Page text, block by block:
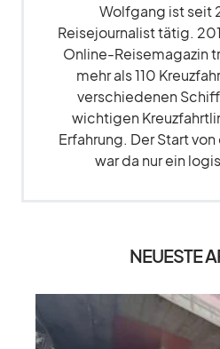
Wolfgang ist seit
Reisejournalist tätig.
Online-Reisemagazin
mehr als 110
verschiedenen
wichtigen
Erfahrung. Der Start
war da nur ein
NEUESTE